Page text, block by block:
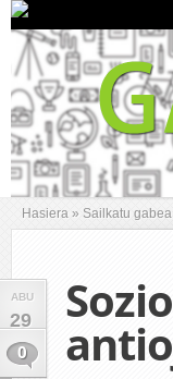
Hasiera » Sailkatu gabea
ABU
29
0